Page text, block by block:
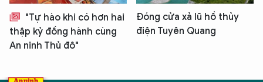
"Tự hào khi có hơn hai
thập kỷ đồng hành cùng
An ninh Thủ đô"
Đóng cửa xả lũ hồ thủy
điện Tuyên Quang